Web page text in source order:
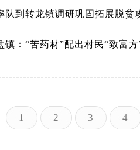
队到转龙镇调研巩固拓展脱贫
镇：“苦药材”配出村民“致富方
1 2 3 4